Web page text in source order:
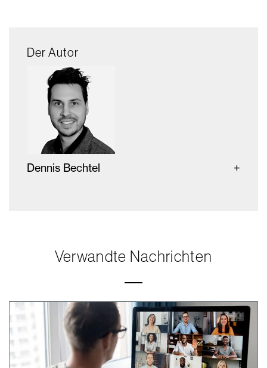
Der Autor
Dennis Bechtel
Verwandte Nachrichten